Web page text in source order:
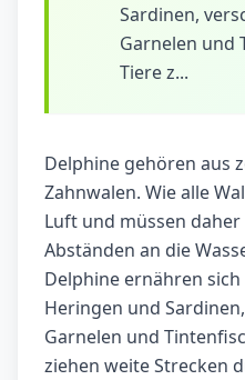
Sardinen,
Garnelen und
Tiere z...
Delphine gehören aus
Zahnwalen. Wie alle
Luft und müssen
Abständen an die
Delphine ernähren
Heringen und
Garnelen und
ziehen weite Strecken